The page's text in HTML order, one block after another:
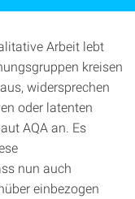
Arbeit lebt
kreisen
widersprechen
oder latenten
AQA an. Es
nun auch
einbezogen